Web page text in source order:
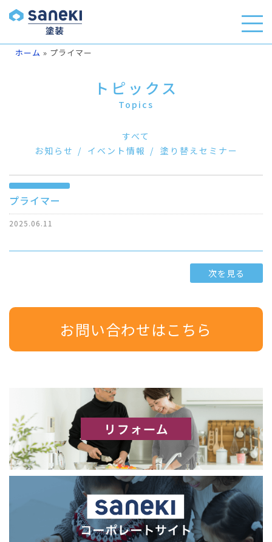
ホーム » プライマー
トピックス
Topics
すべて
お知らせ
イベント情報 塗り替えセミナー
プライマー
2025.06.11
次を見る
お問い合わせはこちら